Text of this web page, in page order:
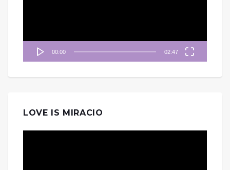
00:00 02:47
LOVE IS MIRACIO